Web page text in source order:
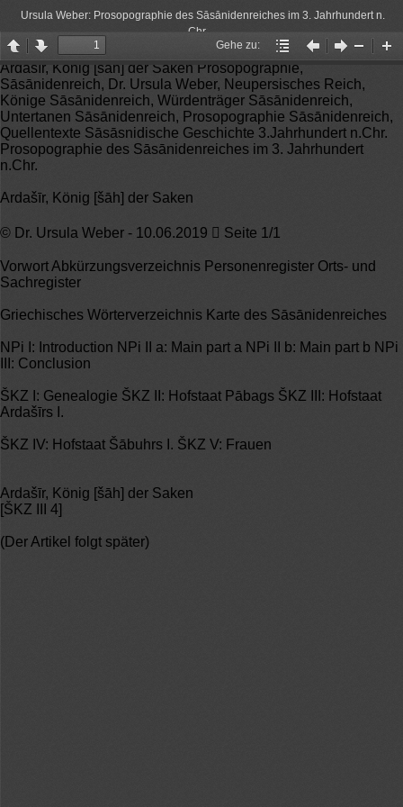
Ursula Weber: Prosopographie des Sāsānidenreiches im 3. Jahrhundert n.
Chr.
Page
up
Page
down
Zoom
Gehe zu:
Gehe
zu:
VorherigerNächster
Ardašīr, König [šāh] der Saken Prosopographie,
Sāsānidenreich, Dr. Ursula Weber, Neupersisches Reich,
Könige Sāsānidenreich, Würdenträger Sāsānidenreich,
Untertanen Sāsānidenreich, Prosopographie Sāsānidenreich,
Quellentexte Sāsāsnidische Geschichte 3.Jahrhundert n.Chr.
Prosopographie des Sāsānidenreiches im 3. Jahrhundert
n.Chr.
Ardašīr, König [šāh] der Saken
© Dr. Ursula Weber - 10.06.2019  Seite 1/1
Vorwort Abkürzungsverzeichnis Personenregister Orts- und
Sachregister
Griechisches Wörterverzeichnis Karte des Sāsānidenreiches
NPi I: Introduction NPi II a: Main part a NPi II b: Main part b NPi
III: Conclusion
ŠKZ I: Genealogie ŠKZ II: Hofstaat Pābags ŠKZ III: Hofstaat
Ardašīrs I.
ŠKZ IV: Hofstaat Šābuhrs I. ŠKZ V: Frauen
Ardašīr, König [šāh] der Saken
[ŠKZ III 4]
(Der Artikel folgt später)